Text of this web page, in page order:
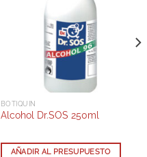
BOTIQUIN
Alcohol Dr.SOS 250ml
AÑADIR AL PRESUPUESTO